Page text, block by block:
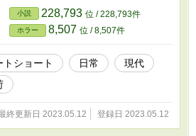
小説 228,793 位 / 228,793件
ホラー 8,507 位 / 8,507件
トショート 日常
現代
終更新日 2023.05.12 登録日 2023.05.12